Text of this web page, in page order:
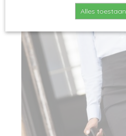
Alles toestaan